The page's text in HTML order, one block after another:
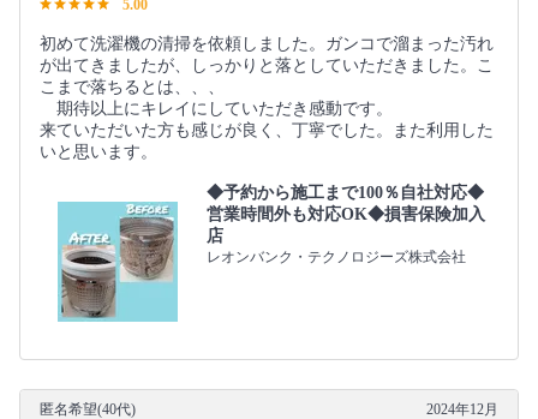
5.00
初めて洗濯機の清掃を依頼しました。ガンコで溜まった汚れ
が出てきましたが、しっかりと落としていただきました。こ
こまで落ちるとは、、、
期待以上にキレイにしていただき感動です。
来ていただいた方も感じが良く、丁寧でした。また利用した
いと思います。
◆予約から施工まで100％自社対応◆
営業時間外も対応OK◆損害保険加入
店
レオンバンク・テクノロジーズ株式会社
匿名希望(40代) 2024年12月